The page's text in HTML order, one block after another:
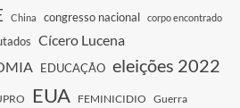
China congresso nacional corpo encontrado
Cícero Lucena
EDUCAÇÃO eleições 2022
EUA FEMINICIDIO Guerra